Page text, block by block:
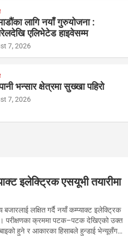
लागि नयाँ गुरुयोजना :
एलिभेटेड हाइवेसम्म
7, 2026
भन्सार क्षेत्रमा सुख्खा पहिरो
7, 2026
इलेक्ट्रिक एसयूभी तयारीमा
बजारलाई लक्षित गर्दै नयाँ कम्प्याक्ट इलेक्ट्रिक
परीक्षणका क्रममा पटक–पटक देखिएको उक्त
हुने र आकारका हिसाबले हुन्डाई भेन्यूसँग…